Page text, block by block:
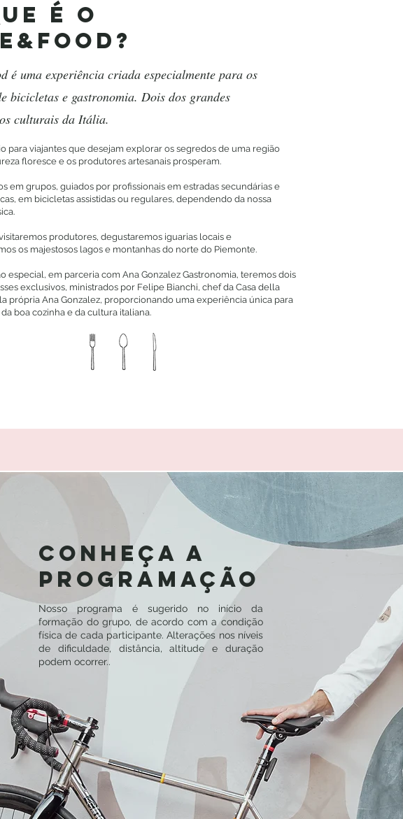
é o
é uma experiência criada especialmente para os
bicicletas e gastronomia. Dois dos grandes
culturais da Itália.
para viajantes que desejam explorar os segredos de uma região
floresce e os produtores artesanais prosperam.
em grupos, guiados por profissionais em estradas secundárias e
em bicicletas assistidas ou regulares, dependendo da nossa
produtores, degustaremos iguarias locais e
os majestosos lagos e montanhas do norte do Piemonte.
especial, em parceria com Ana Gonzalez Gastronomia, teremos dois
exclusivos, ministrados por Felipe Bianchi, chef da Casa della
própria Ana Gonzalez, proporcionando uma experiência única para
boa cozinha e da cultura italiana.
Conheça a
programação
Nosso programa é sugerido no início da
formação do grupo, de acordo com a condição
física de cada participante. Alterações nos níveis
de dificuldade, distância, altitude e duração
podem ocorrer..